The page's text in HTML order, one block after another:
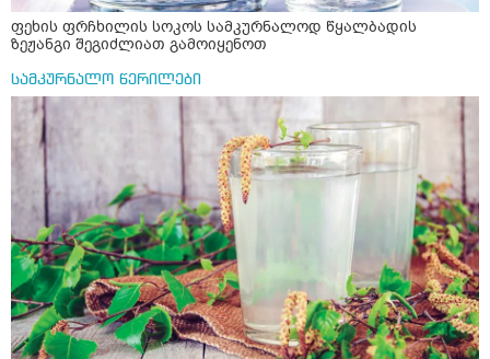
ფეხის ფრჩხილის სოკოს სამკურნალოდ წყალბადის
ზეჟანგი შეგიძლიათ გამოიყენოთ
სამკურნალო წერილები